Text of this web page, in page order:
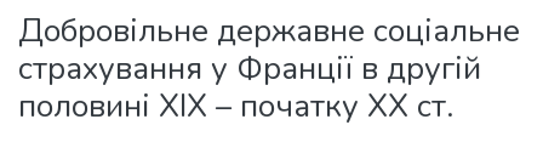
Добровільне державне соціальне
страхування у Франції в другій
половині ХІХ – початку ХХ ст.